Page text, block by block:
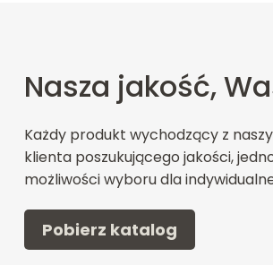
Nasza jakość,
Każdy produkt wychodzący z
klienta poszukującego jakości,
możliwości wyboru dla
Pobierz katalog